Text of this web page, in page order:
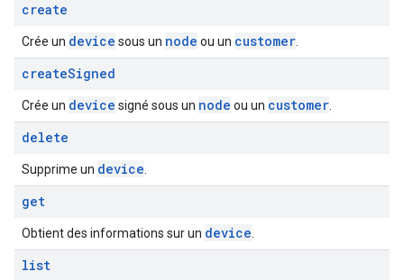
create
Crée un device sous un node ou un customer
createSigned
Crée un device signé sous un node ou un customer
delete
Supprime un device
get
Obtient des informations sur un device
list